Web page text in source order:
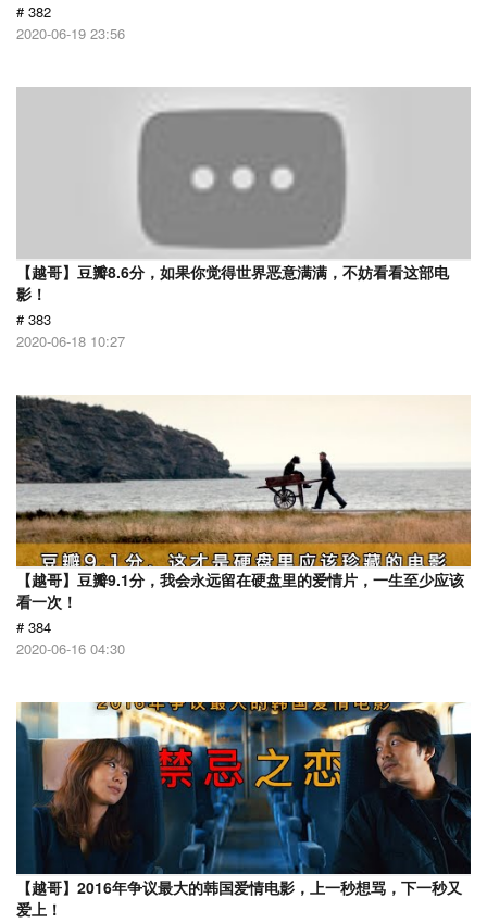
# 382
2020-06-19 23:56
【越哥】豆瓣8.6分，如果你觉得世界恶意满满，不妨看看这部电
影！
# 383
2020-06-18 10:27
【越哥】豆瓣9.1分，我会永远留在硬盘里的爱情片，一生至少应该
看一次！
# 384
2020-06-16 04:30
【越哥】2016年争议最大的韩国爱情电影，上一秒想骂，下一秒又
爱上！